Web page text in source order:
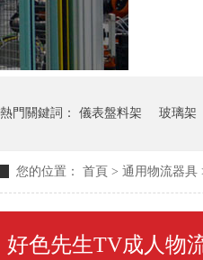
熱門關鍵詞： 儀表盤料架 玻璃架
您的位置： 首頁 > 通用物流器具
好色先生TV成人物